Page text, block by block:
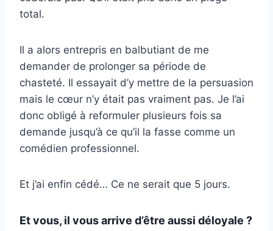
total.
Il a alors entrepris en balbutiant de me
demander de prolonger sa période de
chasteté. Il essayait d’y mettre de la persuasion
mais le cœur n’y était pas vraiment pas. Je l’ai
donc obligé à reformuler plusieurs fois sa
demande jusqu’à ce qu’il la fasse comme un
comédien professionnel.
Et j’ai enfin cédé… Ce ne serait que 5 jours.
Et vous, il vous arrive d’être aussi déloyale ?